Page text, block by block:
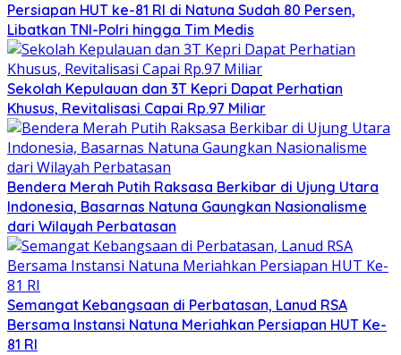
Persiapan HUT ke-81 RI di Natuna Sudah 80 Persen,
Libatkan TNI-Polri hingga Tim Medis
Sekolah Kepulauan dan 3T Kepri Dapat Perhatian
Khusus, Revitalisasi Capai Rp.97 Miliar
Bendera Merah Putih Raksasa Berkibar di Ujung Utara
Indonesia, Basarnas Natuna Gaungkan Nasionalisme
dari Wilayah Perbatasan
Semangat Kebangsaan di Perbatasan, Lanud RSA
Bersama Instansi Natuna Meriahkan Persiapan HUT Ke-
81 RI